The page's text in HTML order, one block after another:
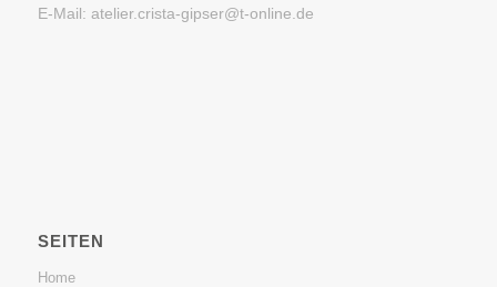
E-Mail: atelier.crista-gipser@t-online.de
SEITEN
Home